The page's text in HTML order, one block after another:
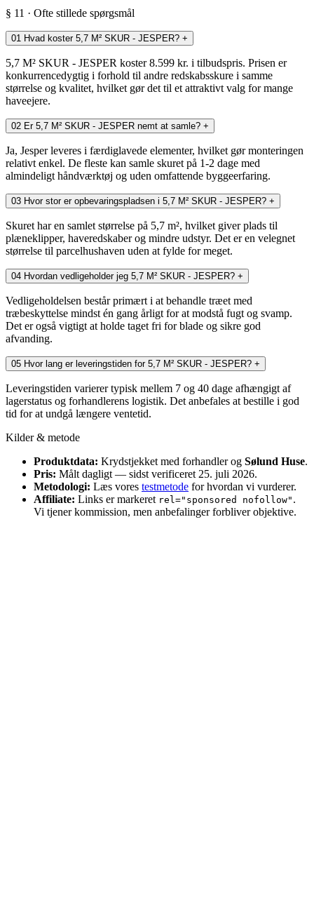
§ 11 · Ofte stillede spørgsmål
01 Hvad koster 5,7 M² SKUR - JESPER? +
5,7 M² SKUR - JESPER koster 8.599 kr. i tilbudspris. Prisen er
konkurrencedygtig i forhold til andre redskabsskure i samme
størrelse og kvalitet, hvilket gør det til et attraktivt valg for mange
haveejere.
02 Er 5,7 M² SKUR - JESPER nemt at samle? +
Ja, Jesper leveres i færdiglavede elementer, hvilket gør monteringen
relativt enkel. De fleste kan samle skuret på 1-2 dage med
almindeligt håndværktøj og uden omfattende byggeerfaring.
03 Hvor stor er opbevaringspladsen i 5,7 M² SKUR - JESPER? +
Skuret har en samlet størrelse på 5,7 m², hvilket giver plads til
plæneklipper, haveredskaber og mindre udstyr. Det er en velegnet
størrelse til parcelhushaven uden at fylde for meget.
04 Hvordan vedligeholder jeg 5,7 M² SKUR - JESPER? +
Vedligeholdelsen består primært i at behandle træet med
træbeskyttelse mindst én gang årligt for at modstå fugt og svamp.
Det er også vigtigt at holde taget fri for blade og sikre god
afvanding.
05 Hvor lang er leveringstiden for 5,7 M² SKUR - JESPER? +
Leveringstiden varierer typisk mellem 7 og 40 dage afhængigt af
lagerstatus og forhandlerens logistik. Det anbefales at bestille i god
tid for at undgå længere ventetid.
Kilder & metode
Produktdata: Krydstjekket med forhandler og Sølund Huse.
Pris: Målt dagligt — sidst verificeret 25. juli 2026.
Metodologi: Læs vores testmetode for hvordan vi vurderer.
Affiliate: Links er markeret rel="sponsored nofollow" .
Vi tjener kommission, men anbefalinger forbliver objektive.